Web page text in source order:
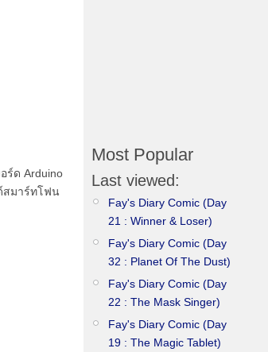
ร์ด Arduino
สมาร์ทโฟน
Most Popular
Last viewed:
Fay's Diary Comic (Day
21 : Winner & Loser)
Fay's Diary Comic (Day
32 : Planet Of The Dust)
Fay's Diary Comic (Day
22 : The Mask Singer)
Fay's Diary Comic (Day
19 : The Magic Tablet)